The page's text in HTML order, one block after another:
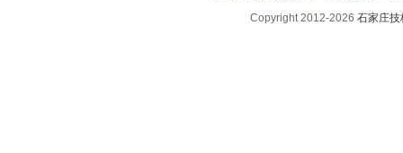
Copyright 2012-2026 石家庄技